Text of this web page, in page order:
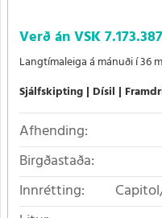
Verð án VSK
Langtímaleiga á mánuði í 36
Sjálfskipting Dísil
Afhending:
Birgðastaða:
Innrétting: